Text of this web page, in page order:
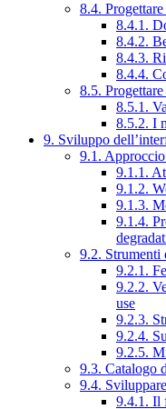
8.4.
8.4.1.
8.4.2.
8.4.3.
8.4.4.
8.5.
8.5.1.
8.5.2. I
9. Sviluppo
9.1.
9.1.1.
9.1.2.
9.1.3.
9.1.4.
9.2. Strumenti
9.2.1.
9.2.2.
use
9.2.3.
9.2.4.
9.2.5.
9.3. Catalogo
9.4.
9.4.1. Il